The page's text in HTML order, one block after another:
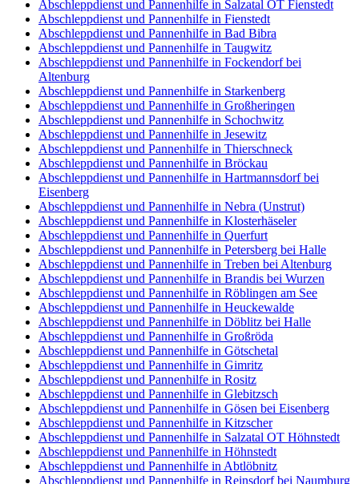
Abschleppdienst und Pannenhilfe in Salzatal OT Fienstedt
Abschleppdienst und Pannenhilfe in Fienstedt
Abschleppdienst und Pannenhilfe in Bad Bibra
Abschleppdienst und Pannenhilfe in Taugwitz
Abschleppdienst und Pannenhilfe in Fockendorf bei
Altenburg
Abschleppdienst und Pannenhilfe in Starkenberg
Abschleppdienst und Pannenhilfe in Großheringen
Abschleppdienst und Pannenhilfe in Schochwitz
Abschleppdienst und Pannenhilfe in Jesewitz
Abschleppdienst und Pannenhilfe in Thierschneck
Abschleppdienst und Pannenhilfe in Bröckau
Abschleppdienst und Pannenhilfe in Hartmannsdorf bei
Eisenberg
Abschleppdienst und Pannenhilfe in Nebra (Unstrut)
Abschleppdienst und Pannenhilfe in Klosterhäseler
Abschleppdienst und Pannenhilfe in Querfurt
Abschleppdienst und Pannenhilfe in Petersberg bei Halle
Abschleppdienst und Pannenhilfe in Treben bei Altenburg
Abschleppdienst und Pannenhilfe in Brandis bei Wurzen
Abschleppdienst und Pannenhilfe in Röblingen am See
Abschleppdienst und Pannenhilfe in Heuckewalde
Abschleppdienst und Pannenhilfe in Döblitz bei Halle
Abschleppdienst und Pannenhilfe in Großröda
Abschleppdienst und Pannenhilfe in Götschetal
Abschleppdienst und Pannenhilfe in Gimritz
Abschleppdienst und Pannenhilfe in Rositz
Abschleppdienst und Pannenhilfe in Glebitzsch
Abschleppdienst und Pannenhilfe in Gösen bei Eisenberg
Abschleppdienst und Pannenhilfe in Kitzscher
Abschleppdienst und Pannenhilfe in Salzatal OT Höhnstedt
Abschleppdienst und Pannenhilfe in Höhnstedt
Abschleppdienst und Pannenhilfe in Abtlöbnitz
Abschleppdienst und Pannenhilfe in Reinsdorf bei Naumburg